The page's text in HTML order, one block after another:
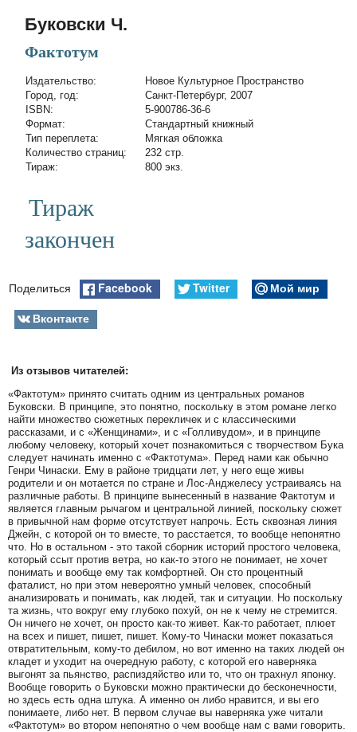
Буковски Ч.
Фактотум
Издательство:
Новое Культурное Пространство
Город, год:
Санкт-Петербург, 2007
ISBN:
5-900786-36-6
Формат:
Стандартный книжный
Тип переплета:
Мягкая обложка
Количество страниц:
232 стр.
Тираж:
800 экз.
Тираж
закончен
Поделиться Facebook Twitter
Мой мир
Вконтакте
Из отзывов читателей:
«Фактотум» принято считать одним из центральных романов
Буковски. В принципе, это понятно, поскольку в этом романе легко
найти множество сюжетных перекличек и с классическими
рассказами, и с «Женщинами», и с «Голливудом», и в принципе
любому человеку, который хочет познакомиться с творчеством Бука
следует начинать именно с «Фактотума». Перед нами как обычно
Генри Чинаски. Ему в районе тридцати лет, у него еще живы
родители и он мотается по стране и Лос-Анджелесу устраиваясь на
различные работы. В принципе вынесенный в название Фактотум и
является главным рычагом и центральной линией, поскольку сюжет
в привычной нам форме отсутствует напрочь. Есть сквозная линия
Джейн, с которой он то вместе, то расстается, то вообще непонятно
что. Но в остальном - это такой сборник историй простого человека,
который ссыт против ветра, но как-то этого не понимает, не хочет
понимать и вообще ему так комфортней. Он сто процентный
фаталист, но при этом невероятно умный человек, способный
анализировать и понимать, как людей, так и ситуации. Но поскольку
та жизнь, что вокруг ему глубоко похуй, он не к чему не стремится.
Он ничего не хочет, он просто как-то живет. Как-то работает, плюет
на всех и пишет, пишет, пишет. Кому-то Чинаски может показаться
отвратительным, кому-то дебилом, но вот именно на таких людей он
кладет и уходит на очередную работу, с которой его наверняка
выгонят за пьянство, распиздяйство или то, что он трахнул японку.
Вообще говорить о Буковски можно практически до бесконечности,
но здесь есть одна штука. А именно он либо нравится, и вы его
понимаете, либо нет. В первом случае вы наверняка уже читали
«Фактотум» во втором непонятно о чем вообще нам с вами говорить.